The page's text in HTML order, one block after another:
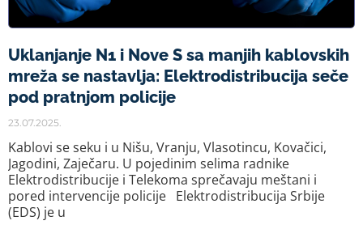
Uklanjanje N1 i Nove S sa manjih kablovskih
mreža se nastavlja: Elektrodistribucija seče
pod pratnjom policije
23.07.2025.
Kablovi se seku i u Nišu, Vranju, Vlasotincu, Kovačici,
Jagodini, Zaječaru. U pojedinim selima radnike
Elektrodistribucije i Telekoma sprečavaju meštani i
pored intervencije policije Elektrodistribucija Srbije
(EDS) je u